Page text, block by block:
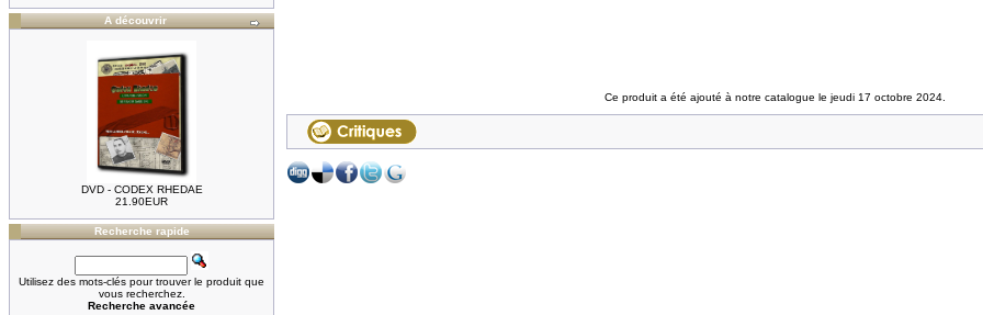
A découvrir
DVD - CODEX RHEDAE
21.90EUR
Recherche rapide
Utilisez des mots-clés pour trouver le produit que
vous recherchez.
Recherche avancée
Ce produit a été ajouté à notre catalogue le jeudi 17 octobre 2024.